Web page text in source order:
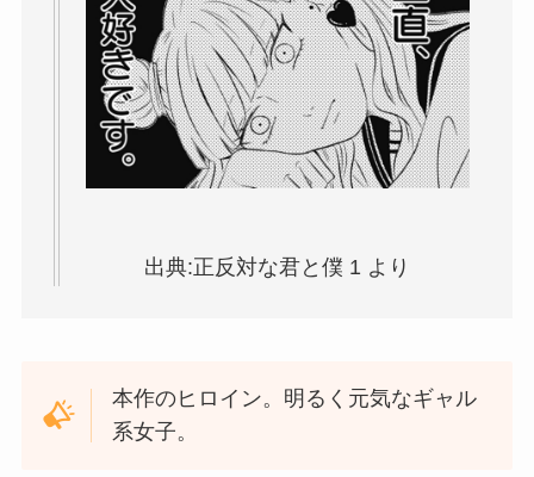
出典:正反対な君と僕 1 より
本作のヒロイン。明るく元気なギャル
系女子。